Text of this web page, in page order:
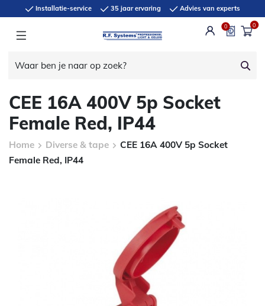
Installatie-service 35 jaar ervaring Advies van experts
0 0
CEE 16A 400V 5p Socket
Female Red, IP44
Home Diverse & tape
CEE 16A 400V 5p Socket
Female Red, IP44